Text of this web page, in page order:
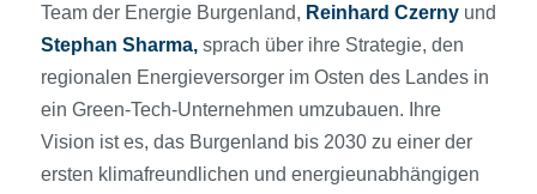
Team der Energie Burgenland, Reinhard Czernyund
Stephan Sharma,sprach über ihre Strategie, den
regionalen Energieversorger im Osten des Landes in
ein Green-Tech-Unternehmen umzubauen. Ihre
Vision ist es, das Burgenland bis 2030 zu einer der
ersten klimafreundlichen und energieunabhängigen